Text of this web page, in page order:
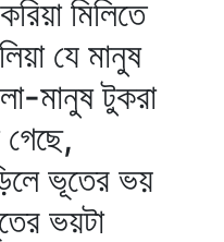
মিলিতে
যে মানুষ
মানুষ টুকরা
ভূতের ভয়
ভয়টা